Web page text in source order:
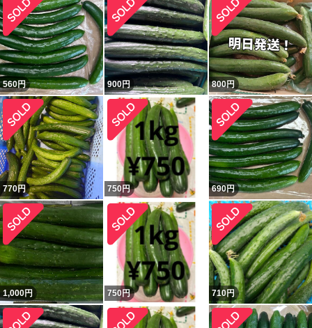
560円 900円 800円
770円 750円 690円
1,000円 750円 710円